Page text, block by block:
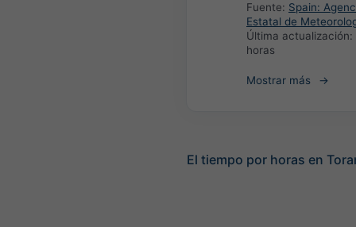
Fuente: Spain:
Estatal de
Última actualización:
horas
Mostrar más
El tiempo por horas en